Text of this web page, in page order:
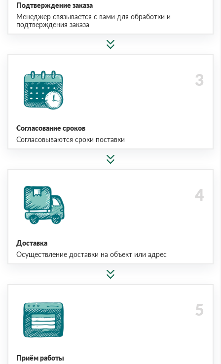
Подтверждение заказа
Менеджер связывается с вами для обработки и
подтверждения заказа
Согласование сроков
Согласовываются сроки поставки
Доставка
Осуществление доставки на объект или адрес
Приём работы